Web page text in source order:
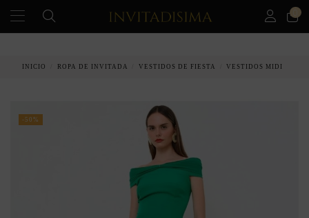
INICIO ROPA DE INVITADA VESTIDOS DE FIESTA VESTIDOS MIDI
-50%